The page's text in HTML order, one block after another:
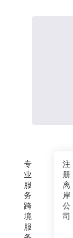
专
业
服
务
跨
境
服
注
册
离
岸
公
司